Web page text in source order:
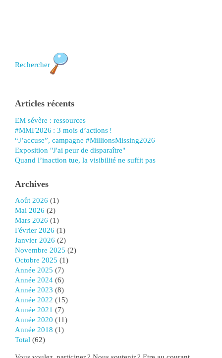
Rechercher
Articles récents
EM sévère : ressources
#MMF2026 : 3 mois d’actions !
“J’accuse”, campagne #MillionsMissing2026
Exposition "J'ai peur de disparaître"
Quand l’inaction tue, la visibilité ne suffit pas
Archives
août 2026 (1)
mai 2026 (2)
mars 2026 (1)
février 2026 (1)
janvier 2026 (2)
novembre 2025 (2)
octobre 2025 (1)
année 2025 (7)
année 2024(6)
année 2023 (8)
année 2022 (15)
année 2021 (7)
année 2020 (11)
année 2018 (1)
total (62)